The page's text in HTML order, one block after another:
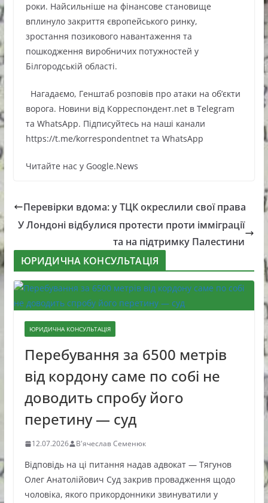
роки. Найсильніше на фінансове становище
вплинуло закриття європейського ринку,
зростання позикового навантаження та
пошкодження виробничих потужностей у
Білгородській області.
Нагадаємо, Генштаб розповів про атаки на об’єкти
ворога. Новини від Корреспондент.net в Telegram
та WhatsApp. Підписуйтесь на наші канали
https://t.me/korrespondentnet та WhatsApp
Читайте нас у Google.News
Перевірки вдома: у ТЦК окреслили свої права
У Лондоні відбулися протести проти імміграції
та на підтримку Палестини
ЮРИДИЧНА КОНСУЛЬТАЦІЯ
ЮРИДИЧНА КОНСУЛЬТАЦІЯ
Перебування за 6500 метрів
від кордону саме по собі не
доводить спробу його
перетину — суд
12.07.2026 В'ячеслав Семенюк
Відповідь на ці питання надав адвокат — Тягунов
Олег Анатолійович Суд закрив провадження щодо
чоловіка, якого прикордонники звинуватили у